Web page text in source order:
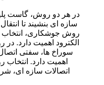
در هر دو روش، گاست
سازه‌ ای بنشیند تا
روش جوشکاری،
الکترود اهمیت دارد.
سوراخ‌ ها، سفتی اتصال
اهمیت دارد.
اتصالات سازه‌ ای،